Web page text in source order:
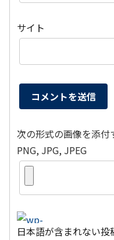
サイト
次の形式の画像を添付
PNG, JPG, JPEG
日本語が含まれない